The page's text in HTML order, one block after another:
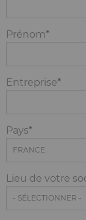
Prénom
Entreprise
Pays
Lieu de votre